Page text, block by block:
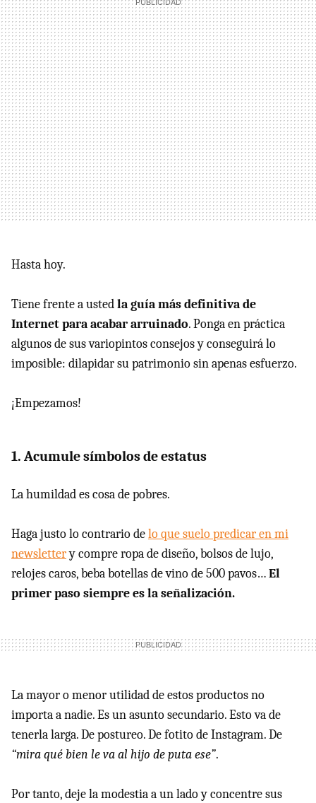
Hasta hoy.
Tiene frente a ustedla guía más definitiva de
Internet para acabar arruinado. Ponga en práctica
algunos de sus variopintos consejos y conseguirá lo
imposible: dilapidar su patrimonio sin apenas esfuerzo.
¡Empezamos!
1. Acumule símbolos de estatus
La humildad es cosa de pobres.
Haga justo lo contrario delo que suelo predicar en mi
newslettery compre ropa de diseño, bolsos de lujo,
relojes caros, beba botellas de vino de 500 pavos…El
primer paso siempre es la señalización.
La mayor o menor utilidad de estos productos no
importa a nadie. Es un asunto secundario. Esto va de
tenerla larga. De postureo. De fotito de Instagram. De
“mira qué bien le va al hijo de puta ese”.
Por tanto, deje la modestia a un lado y concentre sus